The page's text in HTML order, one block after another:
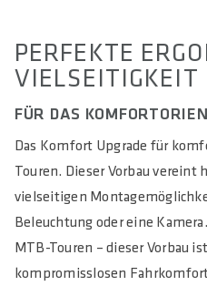
PERFEKTE
VIELSEITIGKEIT
FÜR DAS
Das Komfort Upgrade für
Touren. Dieser Vorbau vereint
vielseitigen
Beleuchtung oder eine
MTB-Touren – dieser Vorbau
kompromisslosen